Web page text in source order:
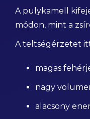
A pulykamell
módon, mint a
A teltségérzetet
magas
nagy
alacsony